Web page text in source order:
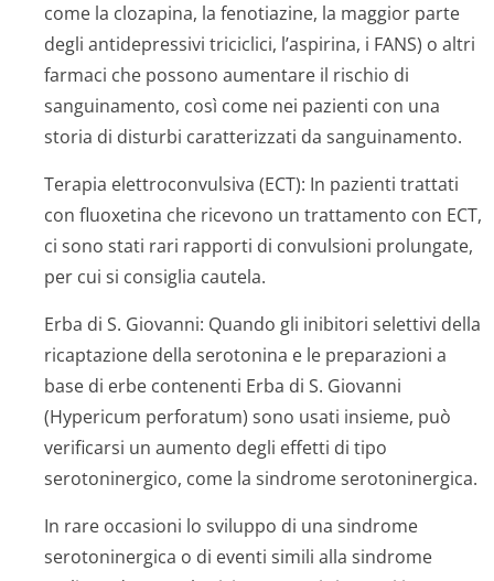
come la clozapina, la fenotiazine, la maggior parte
degli antidepressivi triciclici, l’aspirina, i FANS) o altri
farmaci che possono aumentare il rischio di
sanguinamento, così come nei pazienti con una
storia di disturbi caratterizzati da sanguinamento.
Terapia elettroconvulsiva (ECT): In pazienti trattati
con fluoxetina che ricevono un trattamento con ECT,
ci sono stati rari rapporti di convulsioni prolungate,
per cui si consiglia cautela.
Erba di S. Giovanni: Quando gli inibitori selettivi della
ricaptazione della serotonina e le preparazioni a
base di erbe contenenti Erba di S. Giovanni
(Hypericum perforatum) sono usati insieme, può
verificarsi un aumento degli effetti di tipo
serotoninergico, come la sindrome serotoninergica.
In rare occasioni lo sviluppo di una sindrome
serotoninergica o di eventi simili alla sindrome